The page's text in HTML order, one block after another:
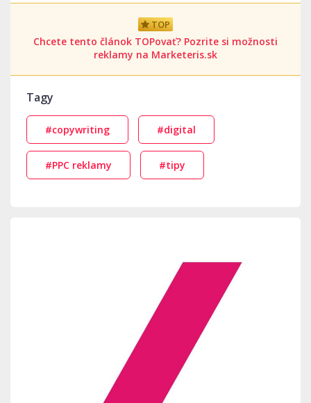
TOP
Chcete tento článok TOPovať? Pozrite si možnosti
reklamy na Marketeris.sk
Tagy
#copywriting #digital
#PPC reklamy #tipy